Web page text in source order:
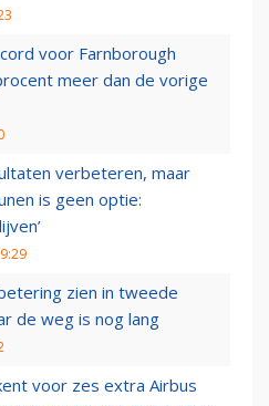
voor Farnborough
meer dan de vorige
verbeteren, maar
is geen optie:
zien in tweede
de weg is nog lang
voor zes extra Airbus